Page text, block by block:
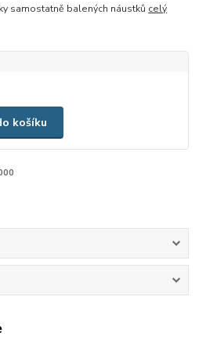
samostatně balených náustků celý
košíku